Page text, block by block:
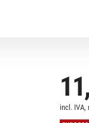
incl. IVA,